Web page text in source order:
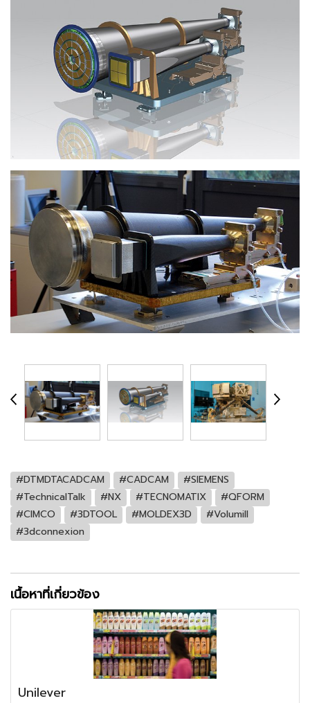
#DTMDTACADCAM #CADCAM
#SIEMENS
#TechnicalTalk
#NX #TECNOMATIX
#QFORM
#CIMCO
#3DTOOL #MOLDEX3D
#Volumill
#3dconnexion
เนื้อหาที่เกี่ยวข้อง
Unilever